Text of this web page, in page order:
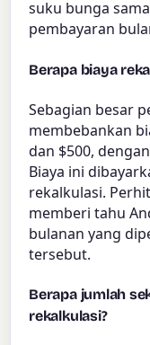
suku bunga
pembayaran
Berapa biaya
Sebagian besar
membebankan
dan $500,
Biaya ini
rekalkulasi.
memberi tahu
bulanan yang
tersebut.
Berapa jumlah
rekalkulasi?